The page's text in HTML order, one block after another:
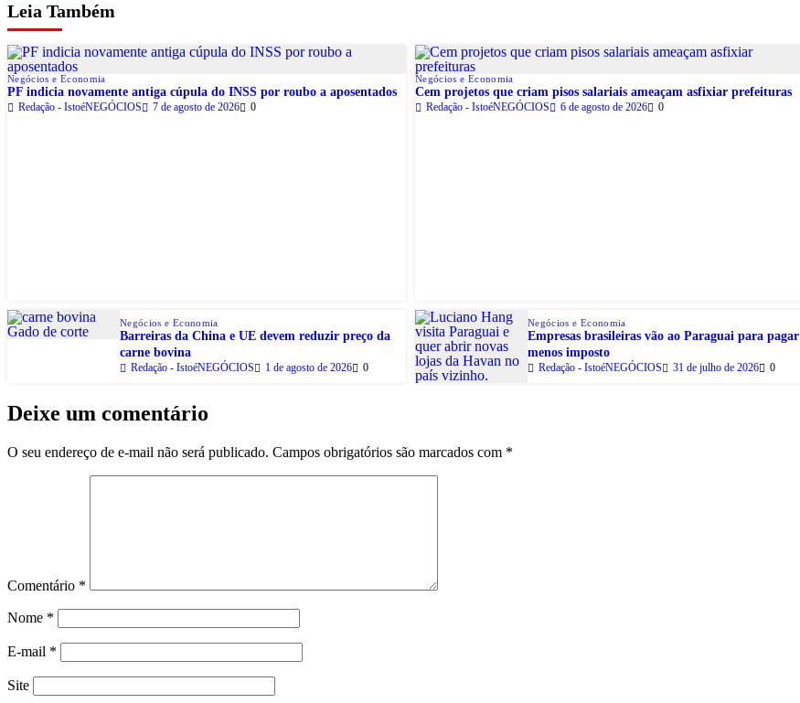
Leia Também
Negócios e Economia
PF indicia novamente antiga cúpula do INSS por roubo a aposentados
Redação - IstoéNEGÓCIOS 7 de agosto de 2026 0
Negócios e Economia
Cem projetos que criam pisos salariais ameaçam asfixiar prefeituras
Redação - IstoéNEGÓCIOS 6 de agosto de 2026 0
Negócios e Economia
Barreiras da China e UE devem reduzir preço da
carne bovina
Redação - IstoéNEGÓCIOS 1 de agosto de 2026 0
Negócios e Economia
Empresas brasileiras vão ao Paraguai para pagar
menos imposto
Redação - IstoéNEGÓCIOS 31 de julho de 2026 0
Deixe um comentário
O seu endereço de e-mail não será publicado. Campos obrigatórios são marcados com *
Comentário *
Nome *
E-mail *
Site